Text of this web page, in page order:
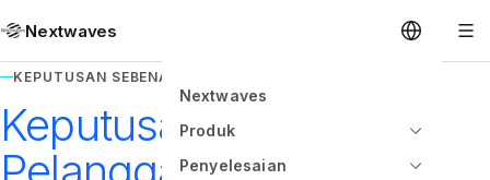
Nextwaves
Nextwaves
Produk
Penyelesaian
KEPUTUSAN SEBENAR. PELANGGAN SEBENAR.
Keputusan Sebenar.